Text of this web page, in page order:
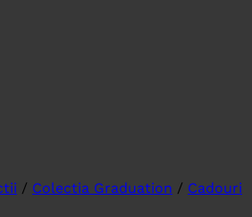
/ Colectia Graduation / Cadouri